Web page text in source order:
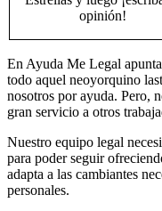
opinión!
En Ayuda Me Legal
todo aquel neoyorquino
nosotros por ayuda. Pero,
gran servicio a otros
Nuestro equipo legal
para poder seguir
adapta a las cambiantes
personales.